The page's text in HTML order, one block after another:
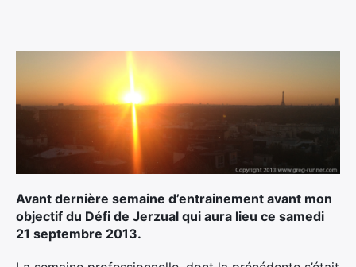
Avant dernière semaine d’entrainement avant mon
objectif du Défi de Jerzual qui aura lieu ce samedi
21 septembre 2013.
Ultra Trail de Mon Jardin
Grand Tour du Bassin d’Arcachon